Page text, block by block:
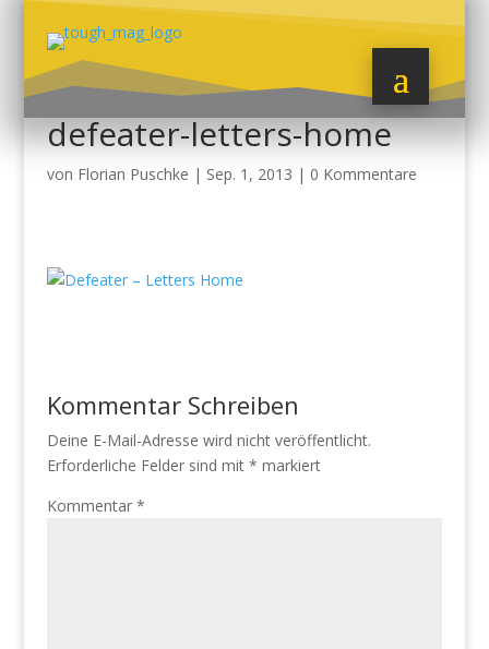
defeater-letters-home
von Florian Puschke | Sep. 1, 2013 | 0 Kommentare
Kommentar Schreiben
Deine E-Mail-Adresse wird nicht veröffentlicht.
Erforderliche Felder sind mit * markiert
Kommentar *